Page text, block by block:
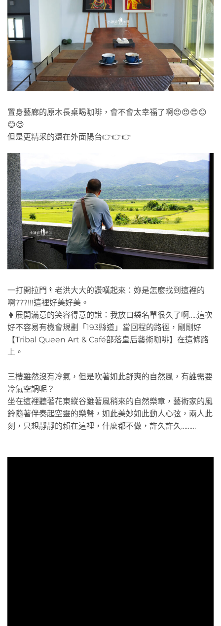
置身藝廊的原木長桌喝咖啡，會不會太幸福了啊😍😍😍😊
😊😊
但是更精采的還在外面陽台👉👉👉
一打開拉門👨老洪大大的讚嘆起來：妳是怎麼找到這裡的
啊???!!!這裡好美好美。
👩展開滿意的笑容得意的說：我放口袋名單很久了啊…..這次
好不容易有機會規劃「193縣道」當回程的路徑，剛剛好
【Tribal Queen Art & Café部落皇后藝術咖啡】在這條路
上。
三樓雖然沒有冷氣，但是吹著如此舒爽的自然風，有誰需要
冷氣空調呢？
坐在這裡聽著花東縱谷雖著風稍來的自然樂章，藝術家的風
鈴隨著伴奏起空靈的樂聲，如此美妙如此動人心弦，兩人此
刻，只想靜靜的賴在這裡，什麼都不做，許久許久………